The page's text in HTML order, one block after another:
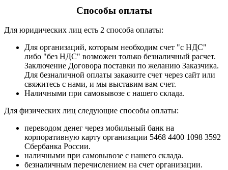
Способы оплаты
Для юридических лиц есть 2 способа оплаты:
Для организаций, которым необходим счет "с НДС"
либо "без НДС" возможен только безналичный расчет.
Заключение Договора поставки по желанию Заказчика.
Для безналичной оплаты закажите счет через сайт или
свяжитесь с нами, и мы выставим вам счет.
Наличными при самовывозе с нашего склада.
Для физических лиц следующие способы оплаты:
переводом денег через мобильный банк на
корпоративную карту организации 5468 4400 1098 3592
Сбербанка России.
наличными при самовывозе с нашего склада.
безналичным перечислением на счет организации.